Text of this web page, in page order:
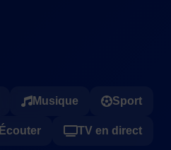
Musique Sport
Écouter TV en direct